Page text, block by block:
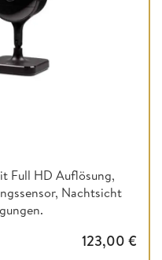
Full HD Auflösung,
Nachtsicht
123,00 €